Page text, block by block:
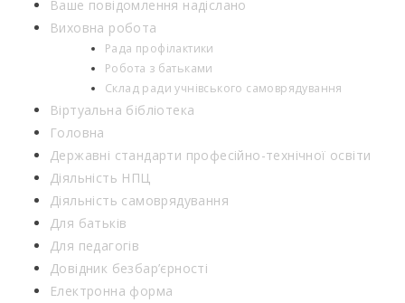
Ваше повідомлення надіслано
Виховна робота
Рада профілактики
Робота з батьками
Склад ради учнівського самоврядування
Віртуальна бібліотека
Головна
Державні стандарти професійно-технічної освіти
Діяльність НПЦ
Діяльність самоврядування
Для батьків
Для педагогів
Довідник безбар’єрності
Електронна форма